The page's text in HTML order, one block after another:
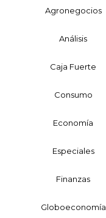
Agronegocios
Análisis
Caja Fuerte
Consumo
Economía
Especiales
Finanzas
Globoeconomía